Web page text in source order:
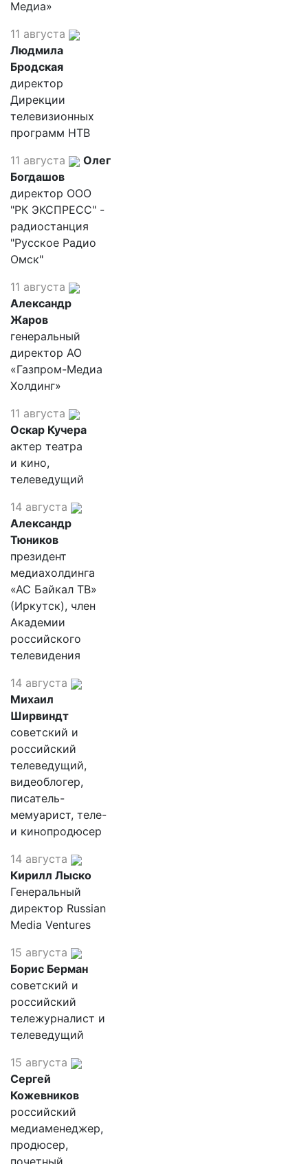
Медиа»
11 августа
Людмила
Бродская
директор
Дирекции
телевизионных
программ НТВ
11 августа
Олег
Богдашов
директор ООО
"РК ЭКСПРЕСС" -
радиостанция
"Русское Радио
Омск"
11 августа
Александр
Жаров
генеральный
директор АО
«Газпром-Медиа
Холдинг»
11 августа
Оскар Кучера
актер театра
и кино,
телеведущий
14 августа
Александр
Тюников
президент
медиахолдинга
«АС Байкал ТВ»
(Иркутск), член
Академии
российского
телевидения
14 августа
Михаил
Ширвиндт
советский и
российский
телеведущий,
видеоблогер,
писатель-
мемуарист, теле-
и кинопродюсер
14 августа
Кирилл Лыско
Генеральный
директор Russian
Media Ventures
15 августа
Борис Берман
советский и
российский
тележурналист и
телеведущий
15 августа
Сергей
Кожевников
российский
медиаменеджер,
продюсер,
почетный